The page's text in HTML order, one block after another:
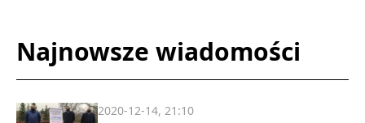
Najnowsze wiadomości
2020-12-14, 21:10